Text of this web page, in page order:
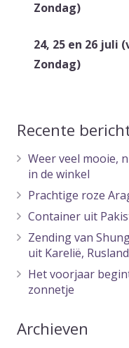
Zondag)
24, 25 en 26 juli
Zondag)
Recente
Weer veel mooie,
in de winkel
Prachtige roze
Container uit
Zending van
uit Karelië,
Het voorjaar
zonnetje
Archieven